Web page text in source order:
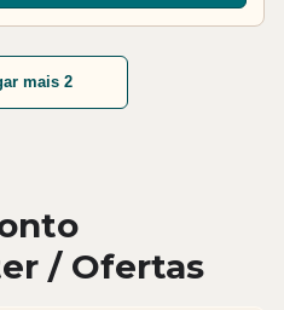
mais 2
/ Ofertas